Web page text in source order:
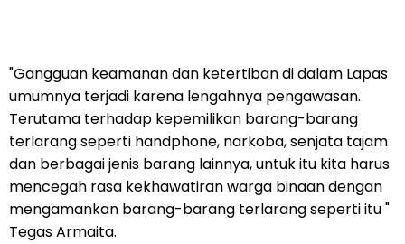
"Gangguan keamanan dan ketertiban di dalam Lapas
umumnya terjadi karena lengahnya pengawasan.
Terutama terhadap kepemilikan barang-barang
terlarang seperti handphone, narkoba, senjata tajam
dan berbagai jenis barang lainnya, untuk itu kita harus
mencegah rasa kekhawatiran warga binaan dengan
mengamankan barang-barang terlarang seperti itu "
Tegas Armaita.